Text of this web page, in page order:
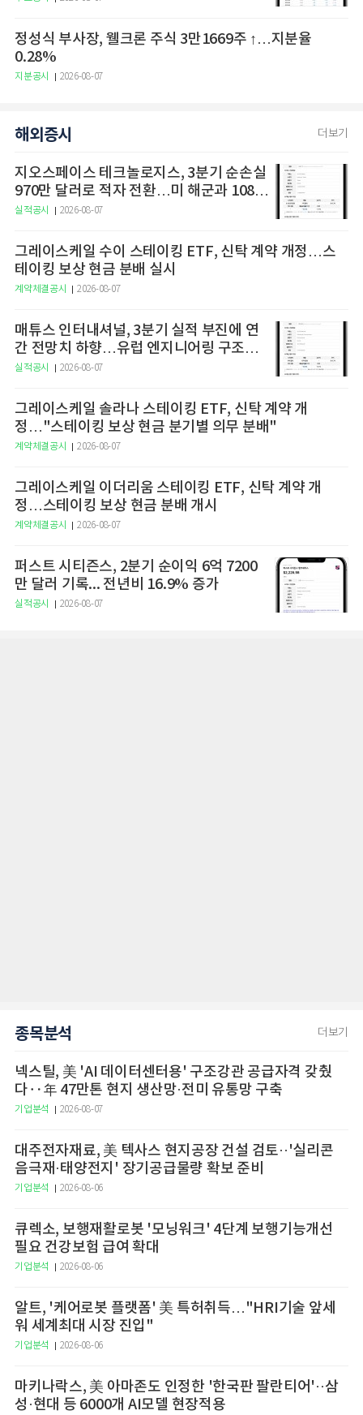
정성식 부사장, 웰크론 주식 3만1669주 ↑…지분율
0.28%
지분공시 2026-08-07
해외증시 더보기
지오스페이스 테크놀로지스, 3분기 순손실
970만 달러로 적자 전환…미 해군과 1080
만 달러 계약 체결
실적공시 2026-08-07
그레이스케일 수이 스테이킹 ETF, 신탁 계약 개정…스
테이킹 보상 현금 분배 실시
계약체결공시 2026-08-07
매튜스 인터내셔널, 3분기 실적 부진에 연
간 전망치 하향…유럽 엔지니어링 구조조
정 단행
실적공시 2026-08-07
그레이스케일 솔라나 스테이킹 ETF, 신탁 계약 개
정…"스테이킹 보상 현금 분기별 의무 분배"
계약체결공시 2026-08-07
그레이스케일 이더리움 스테이킹 ETF, 신탁 계약 개
정…스테이킹 보상 현금 분배 개시
계약체결공시 2026-08-07
퍼스트 시티즌스, 2분기 순이익 6억 7200
만 달러 기록... 전년비 16.9% 증가
실적공시 2026-08-07
종목분석 더보기
넥스틸, 美 'AI 데이터센터용' 구조강관 공급자격 갖췄
다‥年 47만톤 현지 생산망·전미 유통망 구축
기업분석 2026-08-07
대주전자재료, 美 텍사스 현지공장 건설 검토··'실리콘
음극재·태양전지' 장기공급물량 확보 준비
기업분석 2026-08-06
큐렉소, 보행재활로봇 '모닝워크' 4단계 보행기능개선
필요 건강보험 급여 확대
기업분석 2026-08-06
알트, '케어로봇 플랫폼' 美 특허취득…"HRI기술 앞세
워 세계최대 시장 진입"
기업분석 2026-08-06
마키나락스, 美 아마존도 인정한 '한국판 팔란티어'··삼
성·현대 등 6000개 AI모델 현장적용